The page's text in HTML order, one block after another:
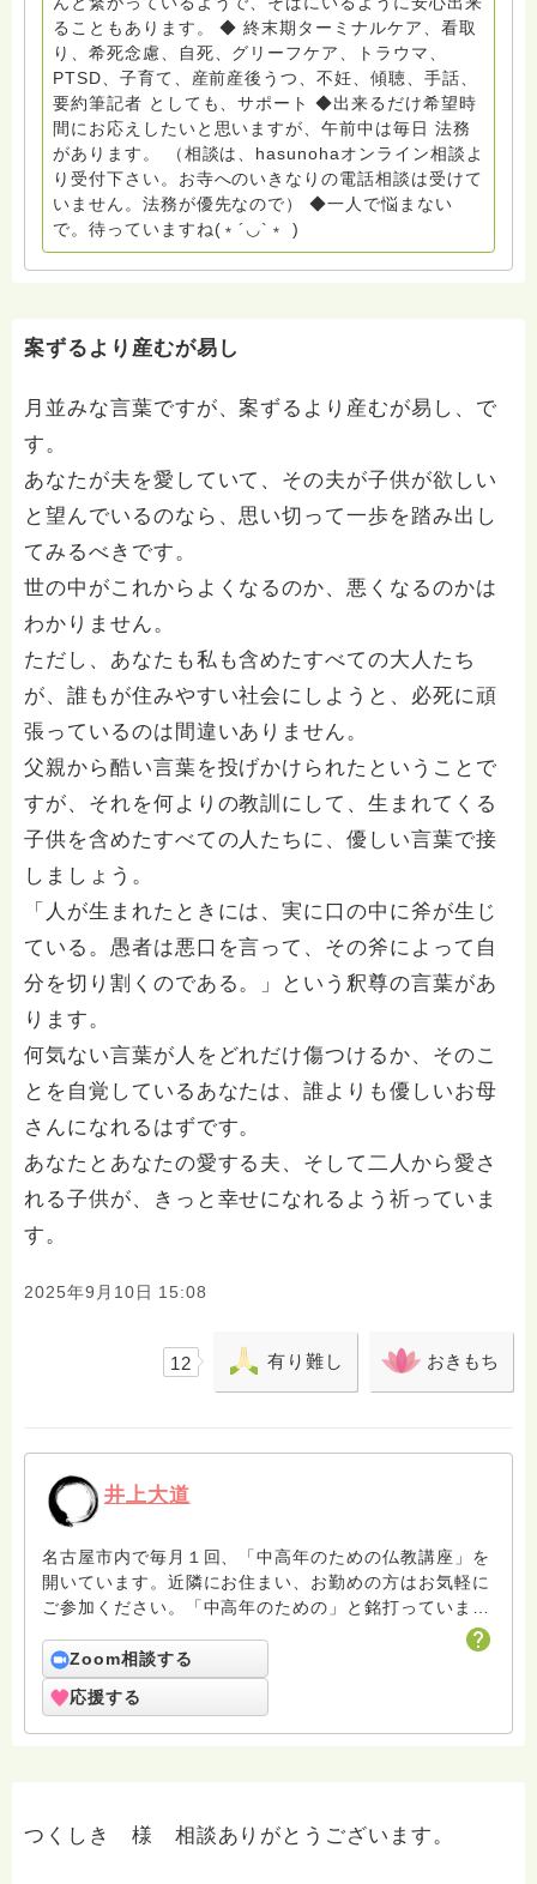
イエ 所属 （Gender Equity 誰もが自分らしく生きるこ
とができる社会をめざして）DV・女性支援 ◆認定NPO
京都自死自殺相談センターSotto 元グリーフサポート委
員長（2018〜2024） ◆保育士.幼稚園教諭.小学校教諭.
レクリエーションインストラクター.中学校DV授業 10年
間 保育 教育の現場で 総主任として勤めた経験も生かし
つつ、お話できることがあれば 幸いです。 いつも あな
たとともに。南無阿弥陀仏 ここでは、宗旨を問いませ
ん。 まずは、ひとりで抱え込まないで。 来寺お問い合
わせは⬇️こちらから miehimeyo@gmail.com ※時間を割
いて、あなたに向き合っています。 ですので、過去の
いします。 ※個別相談は、hasunohaオンライン相談よ
受け付けておりません。また夜中や早朝の電話もご遠慮
ください。 法務を優先させてください。
ることもあります。 ◆ 終末期ターミナルケア、看取
り、希死念慮、自死、グリーフケア、トラウマ、
PTSD、子育て、産前産後うつ、不妊、傾聴、手話、
要約筆記者 としても、サポート ◆出来るだけ希望時
間にお応えしたいと思いますが、午前中は毎日 法務
があります。 （相談は、hasunohaオンライン相談よ
り受付下さい。お寺へのいきなりの電話相談は受けて
いません。法務が優先なので） ◆一人で悩まない
で。待っていますね(﹡´◡`﹡ )
案ずるより産むが易し
月並みな言葉ですが、案ずるより産むが易し、で
す。
あなたが夫を愛していて、その夫が子供が欲しい
と望んでいるのなら、思い切って一歩を踏み出し
てみるべきです。
世の中がこれからよくなるのか、悪くなるのかは
わかりません。
ただし、あなたも私も含めたすべての大人たち
が、誰もが住みやすい社会にしようと、必死に頑
張っているのは間違いありません。
父親から酷い言葉を投げかけられたということで
すが、それを何よりの教訓にして、生まれてくる
子供を含めたすべての人たちに、優しい言葉で接
しましょう。
「人が生まれたときには、実に口の中に斧が生じ
ている。愚者は悪口を言って、その斧によって自
分を切り割くのである。」という釈尊の言葉があ
ります。
何気ない言葉が人をどれだけ傷つけるか、そのこ
とを自覚しているあなたは、誰よりも優しいお母
さんになれるはずです。
あなたとあなたの愛する夫、そして二人から愛さ
れる子供が、きっと幸せになれるよう祈っていま
す。
2025年9月10日 15:08
12 有り難し おきもち
井上大道
名古屋市内で毎月１回、「中高年のための仏教講座」を
開いています。近隣にお住まい、お勤めの方はお気軽に
ご参加ください。「中高年のための」と銘打っています
（https://bfmab.com）をご覧ください。
Zoom相談する
応援する
つくしき 様 相談ありがとうございます。